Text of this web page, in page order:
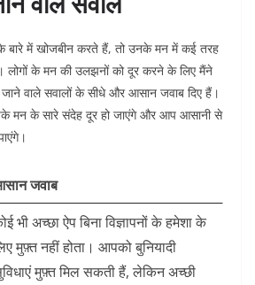
बारे में खोजबीन करते हैं, तो उनके मन में कई तरह
लोगों के मन की उलझनों को दूर करने के लिए मैंने
वाले सवालों के सीधे और आसान जवाब दिए हैं।
मन के सारे संदेह दूर हो जाएंगे और आप आसानी से
जवाब
भी अच्छा ऐप बिना विज्ञापनों के हमेशा के
मुफ़्त नहीं होता। आपको बुनियादी
मुफ़्त मिल सकती हैं, लेकिन अच्छी